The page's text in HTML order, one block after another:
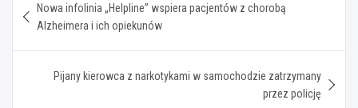
wpisu
Nowa infolinia „Helpline” wspiera pacjentów z chorobą
Alzheimera i ich opiekunów
Pijany kierowca z narkotykami w samochodzie zatrzymany
przez policję